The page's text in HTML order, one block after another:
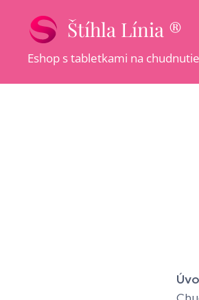
Štíhla Línia ®
Eshop s tabletkami na chudnutie